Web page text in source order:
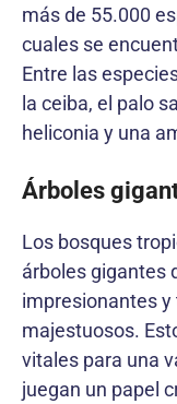
más de 55.000
cuales se
Entre las
la ceiba, el palo
heliconia y una
Árboles
Los bosques
árboles gigantes
impresionantes
majestuosos.
vitales para una
juegan un papel